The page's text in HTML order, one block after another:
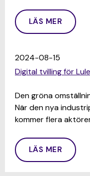
LÄS MER
2024-08-15
Digital tvilling för
Den gröna
När den nya
kommer flera
LÄS MER